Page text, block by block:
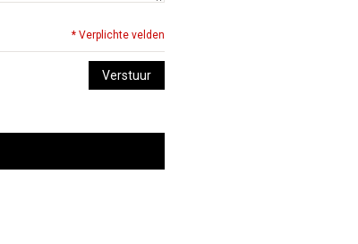
* Verplichte velden
Verstuur